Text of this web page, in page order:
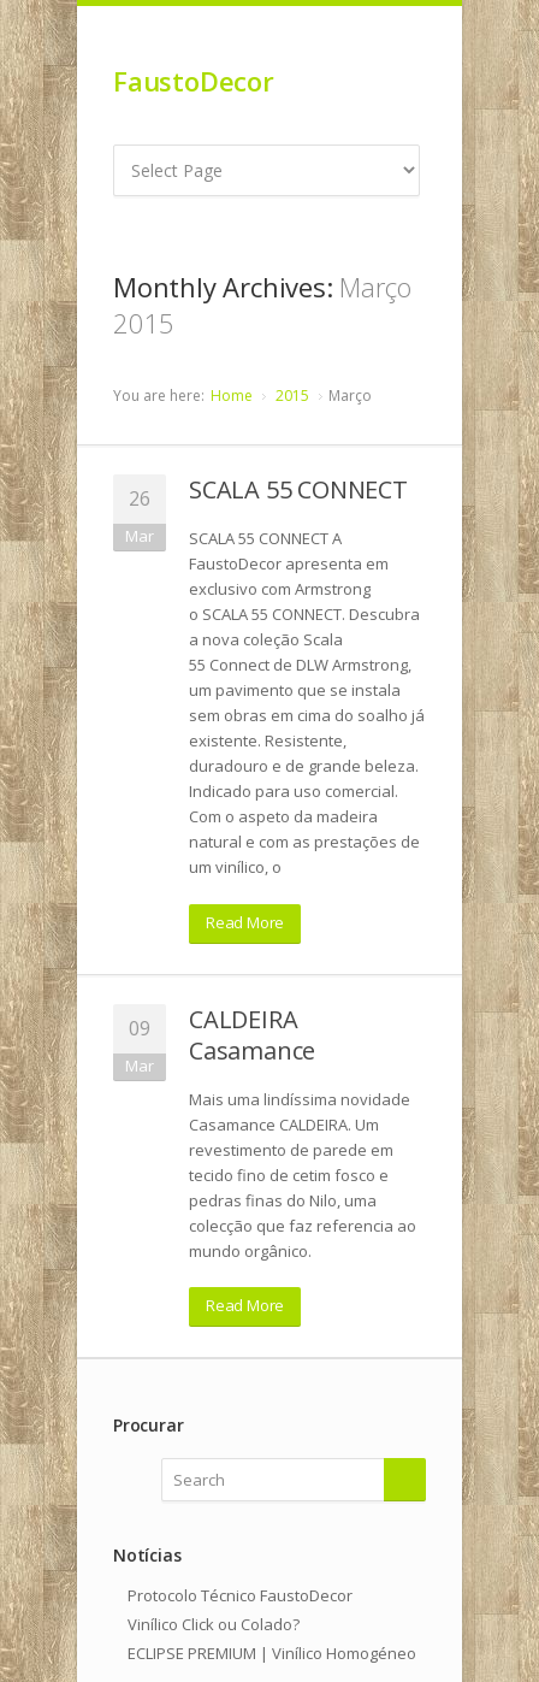
FaustoDecor
Monthly Archives: Março
2015
You are here: Home 2015 Março
26
Mar
SCALA 55 CONNECT
SCALA 55 CONNECT A
FaustoDecor apresenta em
exclusivo com Armstrong
o SCALA 55 CONNECT. Descubra
a nova coleção Scala
55 Connect de DLW Armstrong,
um pavimento que se instala
sem obras em cima do soalho já
existente. Resistente,
duradouro e de grande beleza.
Indicado para uso comercial.
Com o aspeto da madeira
natural e com as prestações de
um vinílico, o
Read More
09
Mar
CALDEIRA
Casamance
Mais uma lindíssima novidade
Casamance CALDEIRA. Um
revestimento de parede em
tecido fino de cetim fosco e
pedras finas do Nilo, uma
colecção que faz referencia ao
mundo orgânico.
Read More
Procurar
Notícias
Protocolo Técnico FaustoDecor
Vinílico Click ou Colado?
ECLIPSE PREMIUM | Vinílico Homogéneo